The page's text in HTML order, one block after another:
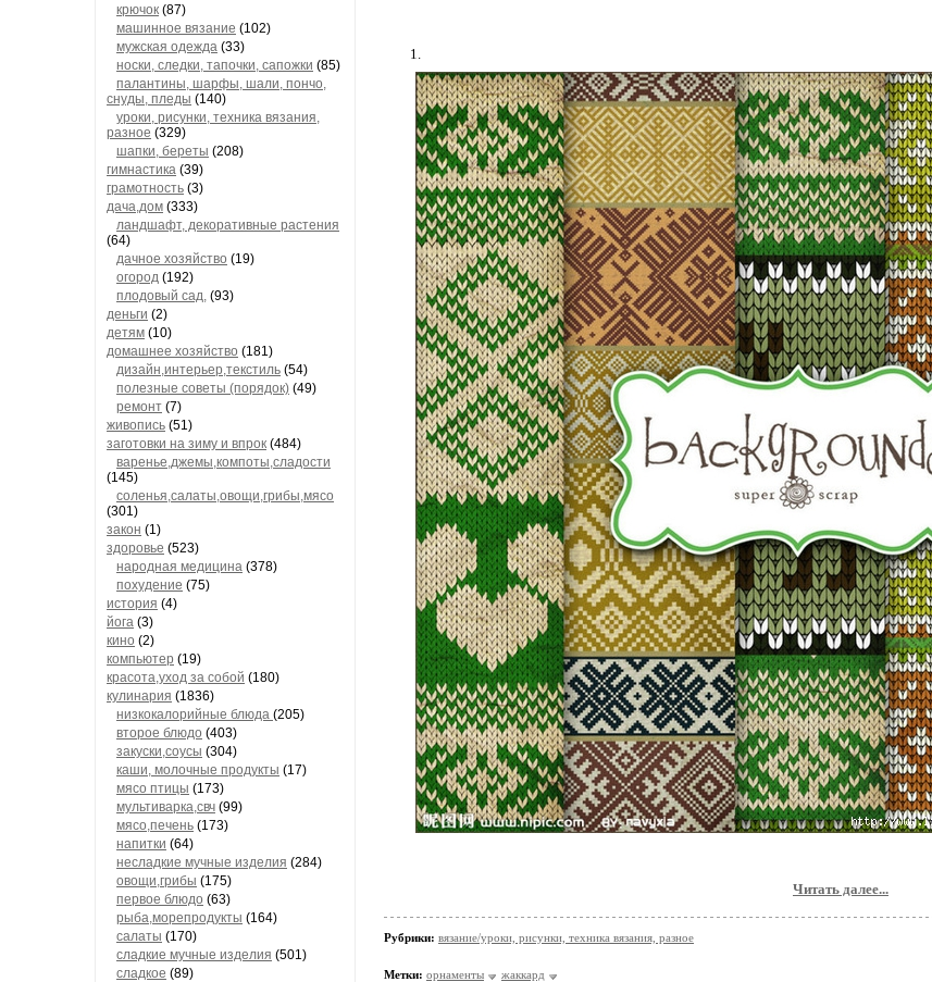
крючок (87)
машинное вязание (102)
мужская одежда (33)
носки, следки, тапочки, сапожки (85)
палантины, шарфы, шали, пончо,
снуды, пледы (140)
уроки, рисунки, техника вязания,
разное (329)
шапки, береты (208)
гимнастика (39)
грамотность (3)
дача,дом (333)
ландшафт, декоративные растения
(64)
дачное хозяйство (19)
огород (192)
плодовый сад, (93)
деньги (2)
детям (10)
домашнее хозяйство (181)
дизайн,интерьер,текстиль (54)
полезные советы (порядок) (49)
ремонт (7)
живопись (51)
заготовки на зиму и впрок (484)
варенье,джемы,компоты,сладости
(145)
соленья,салаты,овощи,грибы,мясо
(301)
закон (1)
здоровье (523)
народная медицина (378)
похудение (75)
история (4)
йога (3)
кино (2)
компьютер (19)
красота,уход за собой (180)
кулинария (1836)
низкокалорийные блюда (205)
второе блюдо (403)
закуски,соусы (304)
каши, молочные продукты (17)
мясо птицы (173)
мультиварка,свч (99)
мясо,печень (173)
напитки (64)
несладкие мучные изделия (284)
овощи,грибы (175)
первое блюдо (63)
рыба,морепродукты (164)
салаты (170)
сладкие мучные изделия (501)
сладкое (89)
1.
Читать далее...
Рубрики: вязание/уроки, рисунки, техника вязания, разное
Метки: орнаменты жаккард